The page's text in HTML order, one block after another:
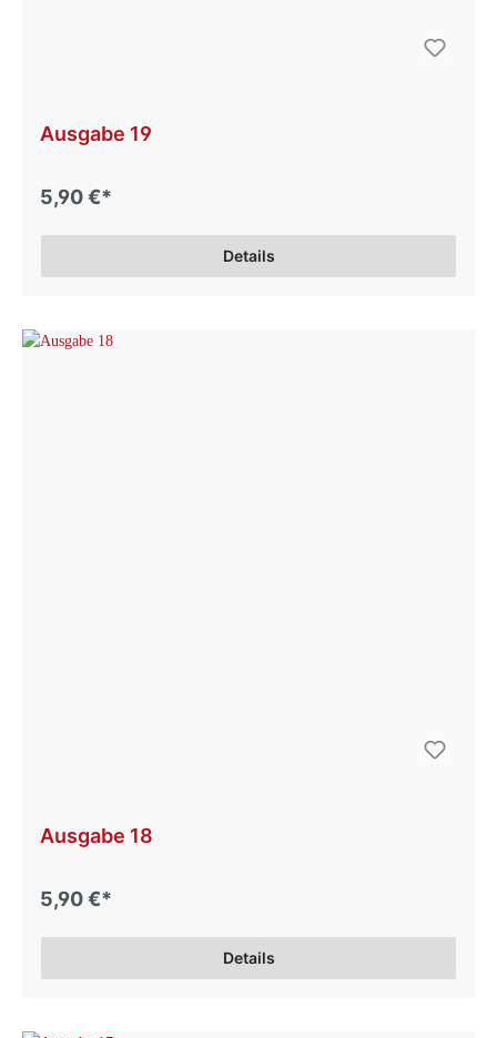
Ausgabe 19
5,90 €*
Details
Ausgabe 18
5,90 €*
Details